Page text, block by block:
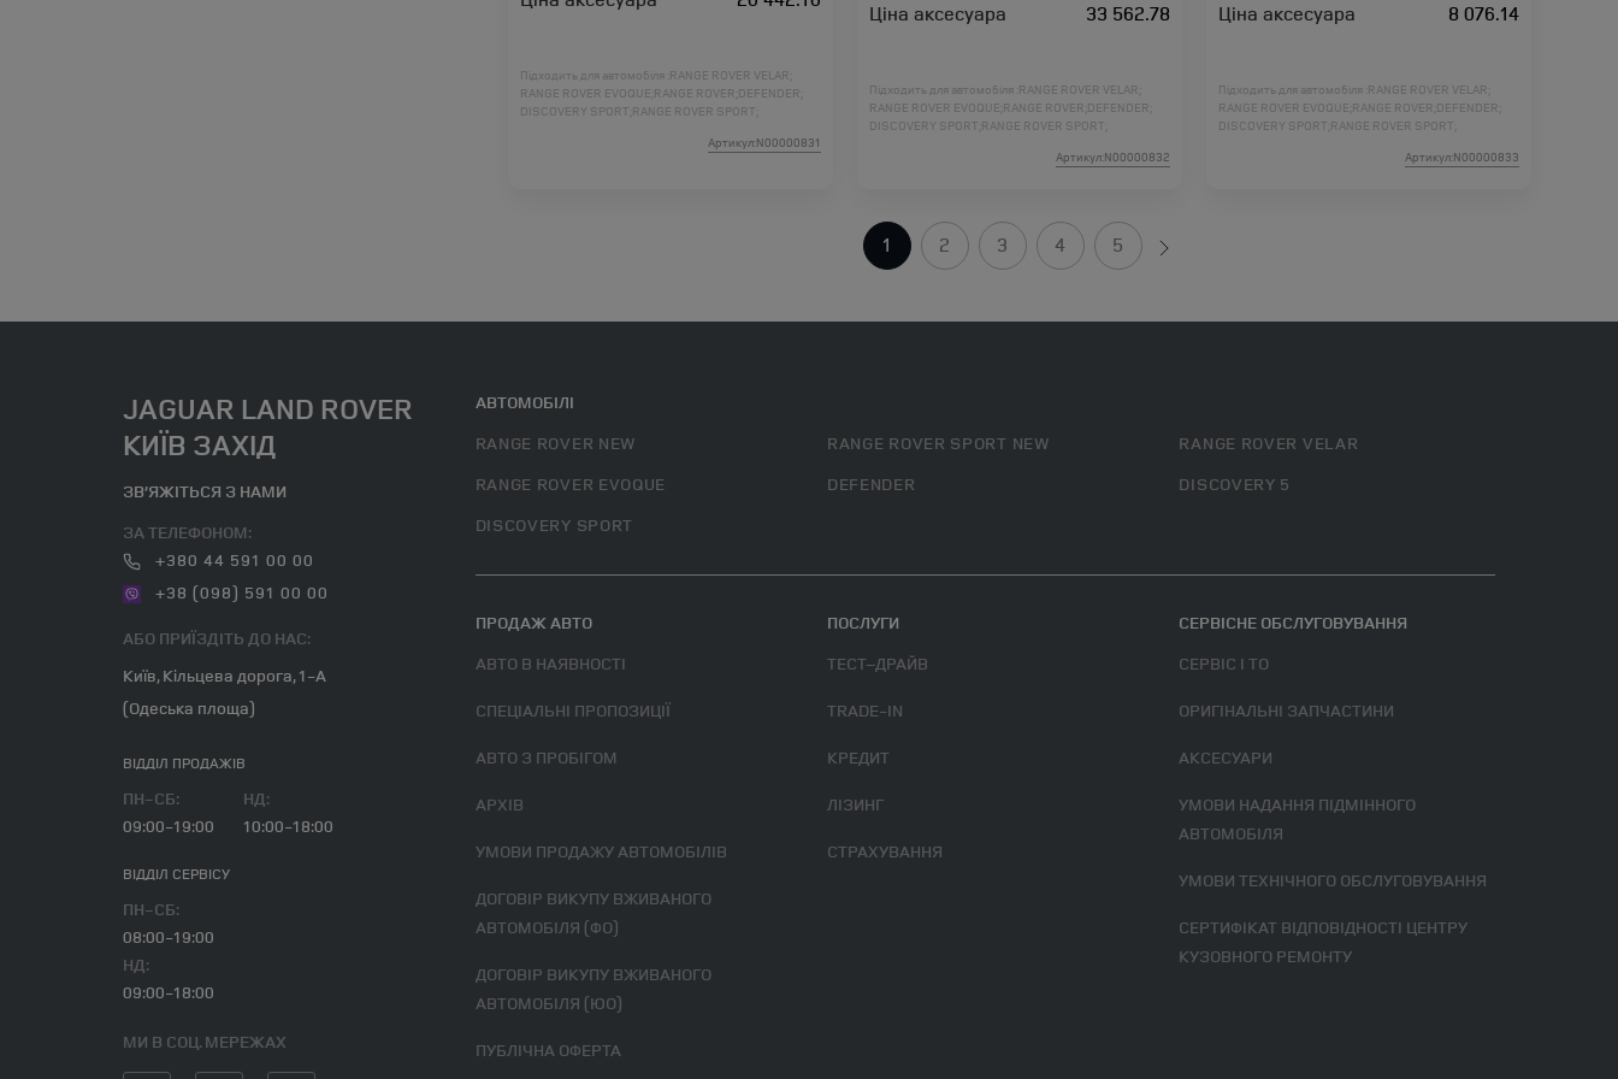
Підходить для автомобіля : RANGE ROVER VELAR;
RANGE ROVER EVOQUE; RANGE ROVER; DEFENDER;
DISCOVERY SPORT; RANGE ROVER SPORT;
RANGE ROVER SPORT L461;
Артикул:N00000831
Ціна аксесуара 33 562.78
Підходить для автомобіля : RANGE ROVER VELAR;
RANGE ROVER EVOQUE; RANGE ROVER; DEFENDER;
DISCOVERY SPORT; RANGE ROVER SPORT;
RANGE ROVER SPORT L461;
Артикул:N00000832
Ціна аксесуара 8 076.14
Підходить для автомобіля : RANGE ROVER VELAR;
RANGE ROVER EVOQUE; RANGE ROVER; DEFENDER;
DISCOVERY SPORT; RANGE ROVER SPORT;
RANGE ROVER SPORT L461;
Артикул:N00000833
1 2 3 4 5
JAGUAR LAND ROVER
КИЇВ ЗАХІД
ЗВ’ЯЖІТЬСЯ З НАМИ
ЗА ТЕЛЕФОНОМ:
+380 44 591 00 00
+38 (098) 591 00 00
АБО ПРИЇЗДІТЬ ДО НАС:
Київ, Кільцева дорога, 1-А
(Одеська площа)
ВІДДІЛ ПРОДАЖІВ
ПН-СБ:
09:00-19:00
НД:
10:00-18:00
ВІДДІЛ CЕРВІСУ
ПН-СБ:
08:00-19:00
НД:
09:00-18:00
МИ В СОЦ. МЕРЕЖАХ
АВТОМОБІЛІ
RANGE ROVER NEW
RANGE ROVER SPORT NEW
RANGE ROVER VELAR
RANGE ROVER EVOQUE
DEFENDER
DISCOVERY 5
DISCOVERY SPORT
ПРОДАЖ АВТО
АВТО В НАЯВНОСТІ
СПЕЦІАЛЬНІ ПРОПОЗИЦІЇ
АВТО З ПРОБІГОМ
АРХІВ
УМОВИ ПРОДАЖУ АВТОМОБІЛІВ
ДОГОВІР ВИКУПУ ВЖИВАНОГО
АВТОМОБІЛЯ (ФО)
ДОГОВІР ВИКУПУ ВЖИВАНОГО
АВТОМОБІЛЯ (ЮО)
ПУБЛІЧНА ОФЕРТА
ПОСЛУГИ
ТЕСТ–ДРАЙВ
TRADE-IN
КРЕДИТ
ЛІЗИНГ
СТРАХУВАННЯ
СЕРВІСНЕ ОБСЛУГОВУВАННЯ
СЕРВІС І ТО
ОРИГІНАЛЬНІ ЗАПЧАСТИНИ
АКСЕСУАРИ
УМОВИ НАДАННЯ ПІДМІННОГО
АВТОМОБІЛЯ
УМОВИ ТЕХНІЧНОГО ОБСЛУГОВУВАННЯ
СЕРТИФІКАТ ВІДПОВІДНОСТІ ЦЕНТРУ
КУЗОВНОГО РЕМОНТУ